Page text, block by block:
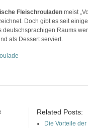
Fleischrouladen meist
Doch gibt es seit
deutschsprachigen Raums
als Dessert serviert.
Related Posts:
Die Vorteile